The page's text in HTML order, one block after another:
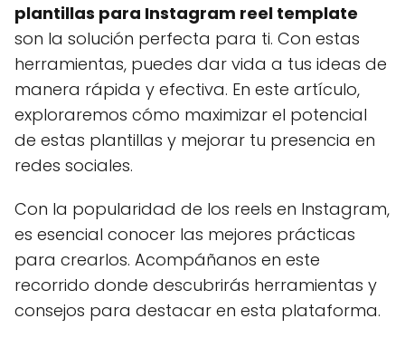
plantillas para Instagram reel template
son la solución perfecta para ti. Con estas
herramientas, puedes dar vida a tus ideas de
manera rápida y efectiva. En este artículo,
exploraremos cómo maximizar el potencial
de estas plantillas y mejorar tu presencia en
redes sociales.
Con la popularidad de los reels en Instagram,
es esencial conocer las mejores prácticas
para crearlos. Acompáñanos en este
recorrido donde descubrirás herramientas y
consejos para destacar en esta plataforma.